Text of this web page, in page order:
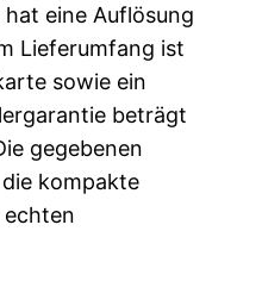
eine Auflösung
Lieferumfang ist
sowie ein
beträgt
gegebenen
kompakte
echten